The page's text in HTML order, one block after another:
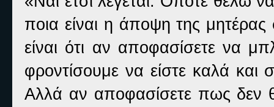
ποια είναι η άποψη της
είναι ότι αν αποφασίσετε να
φροντίσουμε να είστε καλά
Αλλά αν αποφασίσετε πως δεν